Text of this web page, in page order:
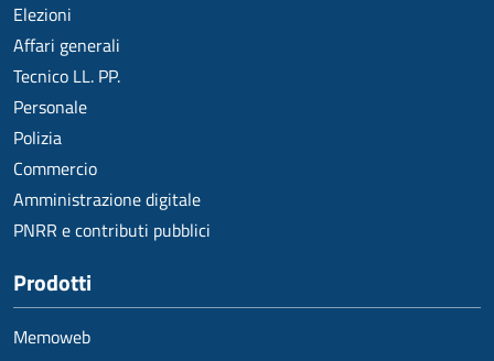
Elezioni
Affari generali
Tecnico LL. PP.
Personale
Polizia
Commercio
Amministrazione digitale
PNRR e contributi pubblici
Prodotti
Memoweb